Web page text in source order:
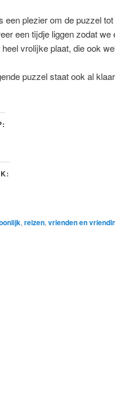
een plezier om de puzzel
een tijdje liggen zodat
vrolijke plaat, die ook
puzzel staat ook al
, reizen, vrienden en